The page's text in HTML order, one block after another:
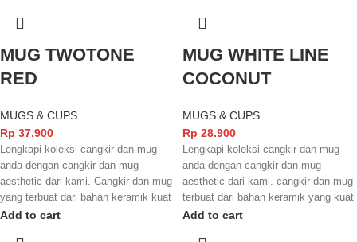
MUG TWOTONE
RED
MUGS & CUPS
Rp 37.900
Lengkapi koleksi cangkir dan mug
anda dengan cangkir dan mug
aesthetic dari kami. Cangkir dan mug
yang terbuat dari bahan keramik kuat
dengan finishing yang glossy
Add to cart
MUG WHITE LINE
COCONUT
MUGS & CUPS
Rp 28.900
Lengkapi koleksi cangkir dan mug
anda dengan cangkir dan mug
aesthetic dari kami. cangkir dan mug
terbuat dari bahan keramik yang kuat
dengan finishing yang glowsy
Add to cart